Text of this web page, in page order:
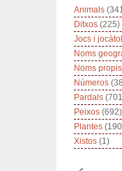
Animals
Ditxos (225)
Jocs i
Noms
Noms propis
Números
Pardals
Peixos (692)
Plantes
Xistos (1)